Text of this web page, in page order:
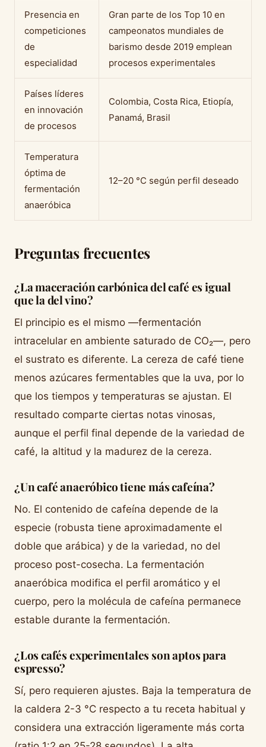
Presencia en
competiciones
de
especialidad
Gran parte de los Top 10 en
campeonatos mundiales de
barismo desde 2019 emplean
procesos experimentales
Países líderes
en innovación
de procesos
Colombia, Costa Rica, Etiopía,
Panamá, Brasil
Temperatura
óptima de
fermentación
anaeróbica
12–20 °C según perfil deseado
Preguntas frecuentes
¿La maceración carbónica del café es igual
que la del vino?
El principio es el mismo —fermentación
intracelular en ambiente saturado de CO₂—, pero
el sustrato es diferente. La cereza de café tiene
menos azúcares fermentables que la uva, por lo
que los tiempos y temperaturas se ajustan. El
resultado comparte ciertas notas vinosas,
aunque el perfil final depende de la variedad de
café, la altitud y la madurez de la cereza.
¿Un café anaeróbico tiene más cafeína?
No. El contenido de cafeína depende de la
especie (robusta tiene aproximadamente el
doble que arábica) y de la variedad, no del
proceso post-cosecha. La fermentación
anaeróbica modifica el perfil aromático y el
cuerpo, pero la molécula de cafeína permanece
estable durante la fermentación.
¿Los cafés experimentales son aptos para
espresso?
Sí, pero requieren ajustes. Baja la temperatura de
la caldera 2-3 °C respecto a tu receta habitual y
considera una extracción ligeramente más corta